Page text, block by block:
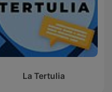
La Tertulia